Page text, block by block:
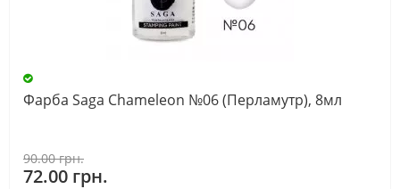
Фарба Saga Chameleon №06 (Перламутр), 8мл
90.00 грн.
72.00 грн.